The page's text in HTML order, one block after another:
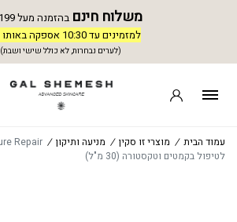
משלוח חינם בהזמנה מעל 199 ש״ח
למזמינים עד 10:30 אספקה באותו היום
(לערים נבחרות, לא כולל שישי ושבת)
עמוד הבית / מוצרי זו סקין / מניעה ותיקון /
לטיפול בקמטים וטקסטורה (30 מ"ל)